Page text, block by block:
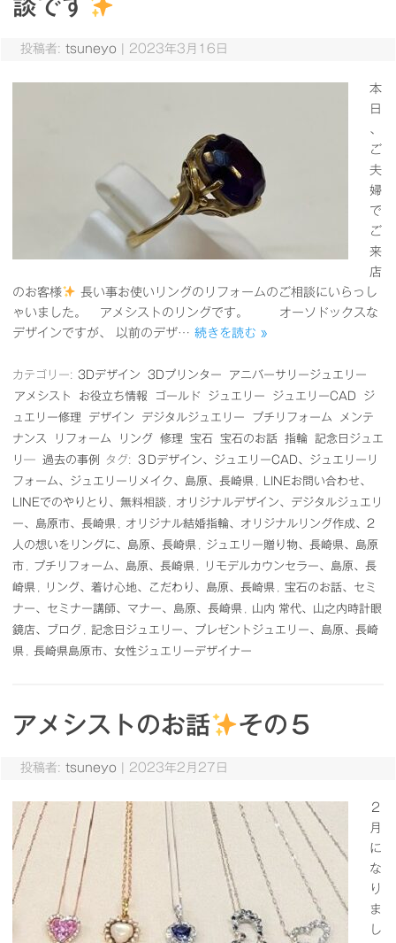
談です
投稿者: tsuneyo 2023年3月16日
本
日
、
ご
夫
婦
で
ご
来
店
のお客様
長い事お使いリングのリフォームのご相談にいらっし
ゃいました。 アメシストのリングです。 オーソドックスな
デザインですが、 以前のデザ… 続きを読む »
カテゴリー: 3Dデザイン 3Dプリンター
アニバーサリージュエリー
アメシスト
お役立ち情報 ゴールド ジュエリー ジュエリーCAD
ジ
ュエリー修理
デザイン デジタルジュエリー プチリフォーム
メンテ
ナンス
リフォーム リング 修理 宝石 宝石のお話 指輪
記念日ジュエ
リ―
過去の事例 タグ:
３Dデザイン、ジュエリーCAD、ジュエリーリ
フォーム、ジュエリーリメイク、島原、長崎県
LINEお問い合わせ、
LINEでのやりとり、無料相談
オリジナルデザイン、デジタルジュエリ
ー、島原市、長崎県
オリジナル結婚指輪、オリジナルリング作成、2
人の想いをリングに、島原、長崎県
ジュエリー贈り物、長崎県、島原
市
プチリフォーム、島原、長崎県
リモデルカウンセラー、島原、長
崎県
リング、着け心地、こだわり、島原、長崎県
宝石のお話、セミ
ナー、セミナー講師、マナー、島原、長崎県
山内 常代、山之内時計眼
鏡店、ブログ
記念日ジュエリー、プレゼントジュエリー、島原、長崎
県
長崎県島原市、女性ジュエリーデザイナー
アメシストのお話 その５
投稿者: tsuneyo 2023年2月27日
２
月
に
な
り
ま
し